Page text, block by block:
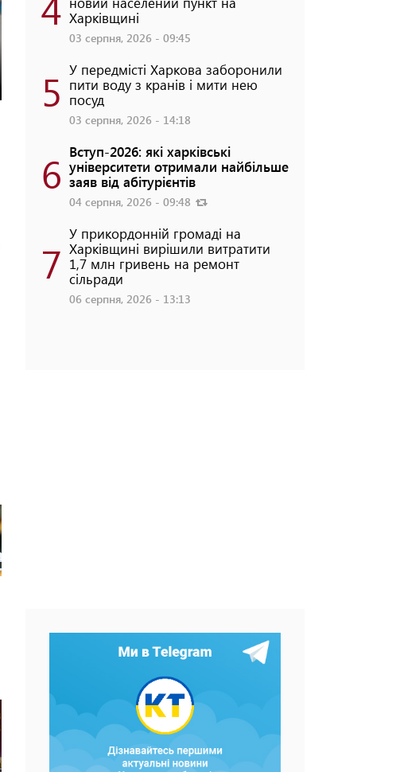
Харківщині
03 серпня, 2026 - 09:45
5 У передмісті Харкова заборонили
пити воду з кранів і мити нею
посуд
03 серпня, 2026 - 14:18
6 Вступ-2026: які харківські
університети отримали найбільше
заяв від абітурієнтів
04 серпня, 2026 - 09:48
7
У прикордонній громаді на
Харківщині вирішили витратити
1,7 млн гривень на ремонт
сільради
06 серпня, 2026 - 13:13